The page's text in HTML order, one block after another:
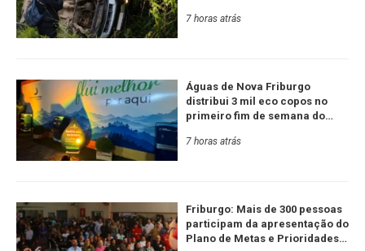
7 horas atrás
Águas de Nova Friburgo
distribui 3 mil eco copos no
primeiro fim de semana do
7 horas atrás
Friburgo: Mais de 300 pessoas
participam da apresentação do
Plano de Metas e Prioridades